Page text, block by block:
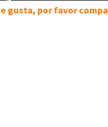
gusta, por favor